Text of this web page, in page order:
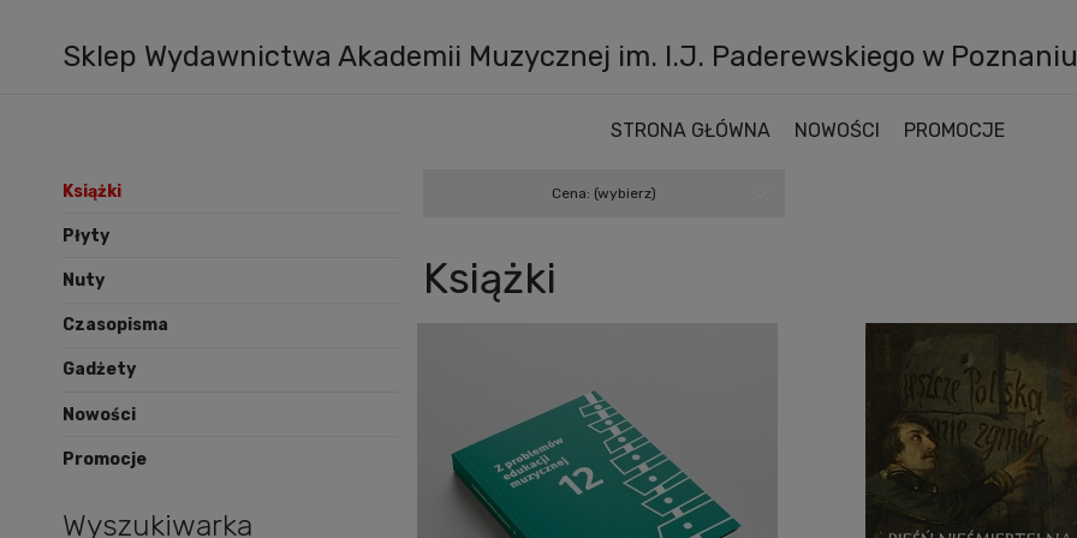
Sklep Wydawnictwa Akademii Muzycznej im. I.J. Paderewskiego w Poznaniu
STRONA GŁÓWNA NOWOŚCI PROMOCJE
Książki
Płyty
Nuty
Czasopisma
Gadżety
Nowości
Promocje
Wyszukiwarka
Cena: (wybierz)
Książki